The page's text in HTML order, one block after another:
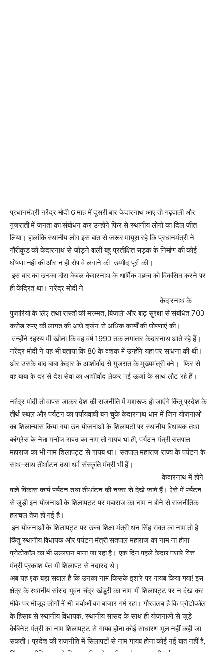
प्रधानमंत्री नरेंद्र मोदी 6 माह में दूसरी बार केदारनाथ आए तो गढ़वाली और
गुजराती में जनता का संबोधन कर उन्होंने फिर से स्थानीय लोगों का दिल जीत
लिया। हालांकि स्थानीय लोग इस बात से जरूर मायूस रहे कि प्रधानमंत्री ने
गौरीकुंड को केदारनाथ से जोड़ने वाली बहु प्रतीक्षित सड़क के निर्माण की कोई
घोषणा नहीं की और न ही रोप वे लगाने की उम्मीद पूरी की।
इस बार का उनका दौरा केवल केदारनाथ के धार्मिक महत्व को विकसित करने पर
ही केंद्रित था। नरेंद्र मोदी ने
केदारनाथ के
पुजारियों के लिए तथा रास्तों की मरम्मत, बिजली और बाढ़ सुरक्षा से संबंधित 700
करोड रुपए की लागत की आधे दर्जन से अधिक कार्यों की घोषणाएं की।
उन्होंने रहस्य भी खोला कि वह वर्ष 1990 तक लगातार केदारनाथ आते रहे हैं।
नरेंद्र मोदी ने यह भी बताया कि 80 के दशक में उन्होंने यहां पर साधना की थी।
और उसके बाद बाबा केदार के आशीर्वाद से गुजरात के मुख्यमंत्री बने। फिर से
वह बाबा के दर से देश सेवा का आशीर्वाद लेकर नई ऊर्जा के साथ लौट रहे हैं।
नरेंद्र मोदी तो वापस जाकर देश की राजनीति में मशरूफ हो जाएंगे किंतु प्रदेश के
तीर्थ स्थल और पर्यटन का पर्यायवाची बन चुके केदारनाथ धाम में जिन योजनाओं
का शिलान्यास किया गया उन योजनाओं के शिलापटों पर स्थानीय विधायक तथा
कांग्रेस के नेता मनोज रावत का नाम तो गायब था ही, पर्यटन मंत्री सतपाल
महाराज का भी नाम शिलापट्ट से गायब था। सतपाल महाराज राज्य के पर्यटन के
साथ-साथ तीर्थाटन तथा धर्म संस्कृति मंत्री भी हैं।
केदारनाथ में होने
वाले विकास कार्य पर्यटन तथा तीर्थाटन की नजर से देखे जाते हैं। ऐसे में पर्यटन
से जुड़ी इन योजनाओं के शिलापट्ट पर महाराज का नाम न होने से राजनीतिक
हलचल तेज हो गई है।
इन योजनाओं के शिलापट्ट पर उच्च शिक्षा मंत्री धन सिंह रावत का नाम तो है
किंतु स्थानीय विधायक और पर्यटन मंत्री सतपाल महाराज का नाम ना होना
प्रोटोकॉल का भी उल्लंघन माना जा रहा है। एक दिन पहले केदार पधारे वित्त
मंत्री प्रकाश पंत भी शिलापट से नदारद थे।
अब यह एक बड़ा सवाल है कि उनका नाम किसके इशारे पर गायब किया गया! इस
क्षेत्र के स्थानीय सांसद भुवन चंद्र खंडूरी का नाम भी शिलापट्ट पर न देख कर
मौके पर मौजूद लोगों में भी चर्चाओं का बाजार गर्म रहा। गौरतलब है कि प्रोटोकॉल
के हिसाब से स्थानीय विधायक, स्थानीय सांसद के साथ ही योजनाओं से जुड़े
कैबिनेट मंत्री का नाम शिलापट्ट से गायब होना कोई साधारण भूल नहीं कही जा
सकती। प्रदेश की राजनीति में सिलापटों से नाम गायब होना कोई नई बात नहीं है,